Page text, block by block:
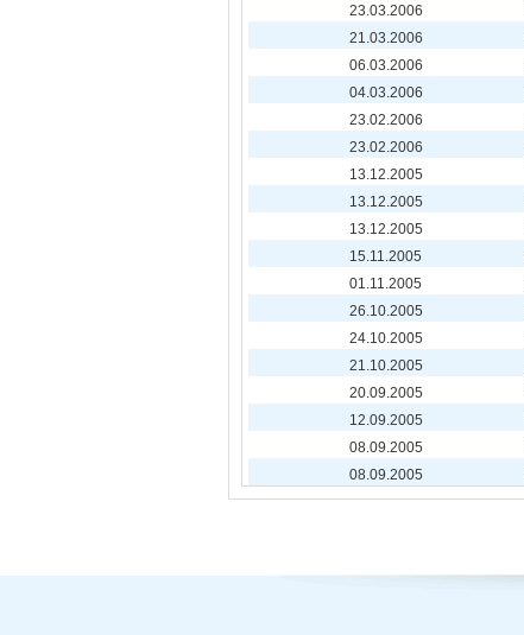
23.03.2006
21.03.2006
06.03.2006
04.03.2006
23.02.2006
23.02.2006
13.12.2005
13.12.2005
13.12.2005
15.11.2005
01.11.2005
26.10.2005
24.10.2005
21.10.2005
20.09.2005
12.09.2005
08.09.2005
08.09.2005